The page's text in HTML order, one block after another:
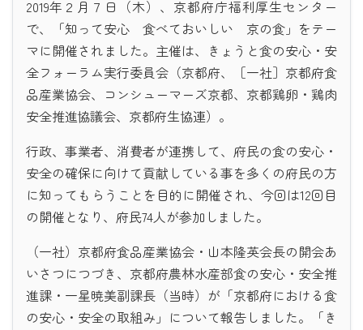
2019年２月７日（木）、京都府庁福利厚生センター
で、「知って安心 食べておいしい 京の食」をテー
マに開催されました。主催は、きょうと食の安心・安
全フォーラム実行委員会（京都府、［一社］京都府食
品産業協会、コンシューマーズ京都、京都鶏卵・鶏肉
安全推進協議会、京都府生協連）。
行政、事業者、消費者が連携して、府民の食の安心・
安全の確保に向けて貢献している事を多くの府民の方
に知ってもらうことを目的に開催され、今回は12回目
の開催となり、府民74人が参加しました。
（一社）京都府食品産業協会・山本隆英会長の開会あ
いさつにつづき、京都府農林水産部食の安心・安全推
進課・一星暁美副課長（当時）が「京都府における食
の安心・安全の取組み」について報告しました。「き